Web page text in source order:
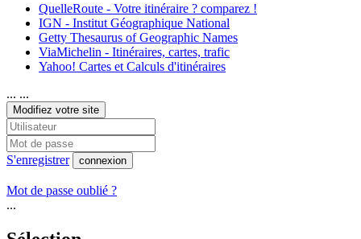
QuelleRoute - Votre itinéraire ? comparez !
IGN - Institut Géographique National
Getty Thesaurus of Geographic Names
ViaMichelin - Itinéraires, cartes, trafic
Yahoo! Cartes et Calculs d'itinéraires
... ...
Modifiez votre site
S'enregistrer connexion
Mot de passe oublié ?
...